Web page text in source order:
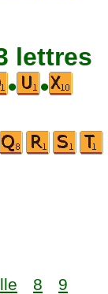
lettres
• •
8
9